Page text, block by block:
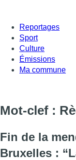
Reportages
Sport
Culture
Émissions
Ma commune
Mot-clef :
Fin de la
Bruxelles :